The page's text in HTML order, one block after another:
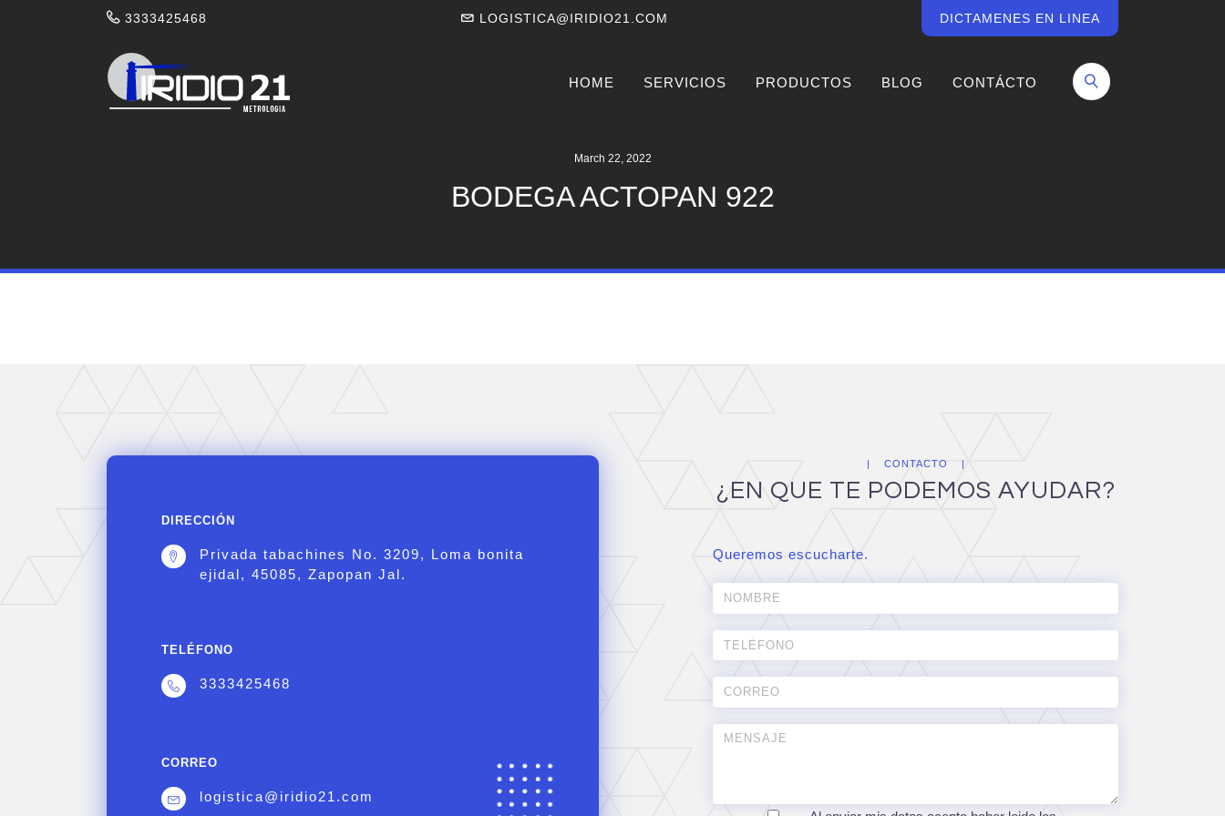
3333425468 LOGISTICA@IRIDIO21.COM DICTAMENES EN LINEA
HOME SERVICIOS PRODUCTOS BLOG CONTÁCTO
March 22, 2022
BODEGA ACTOPAN 922
DIRECCIÓN
Privada tabachines No. 3209, Loma bonita
ejidal, 45085, Zapopan Jal.
TELÉFONO
3333425468
CORREO
logistica@iridio21.com
CONTACTO
¿EN QUE TE PODEMOS AYUDAR?
Queremos escucharte.